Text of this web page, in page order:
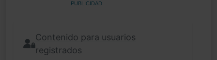
PUBLICIDAD
Contenido para usuarios
registrados